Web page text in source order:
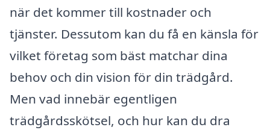
när det kommer till kostnader och
tjänster. Dessutom kan du få en känsla för
vilket företag som bäst matchar dina
behov och din vision för din trädgård.
Men vad innebär egentligen
trädgårdsskötsel, och hur kan du dra